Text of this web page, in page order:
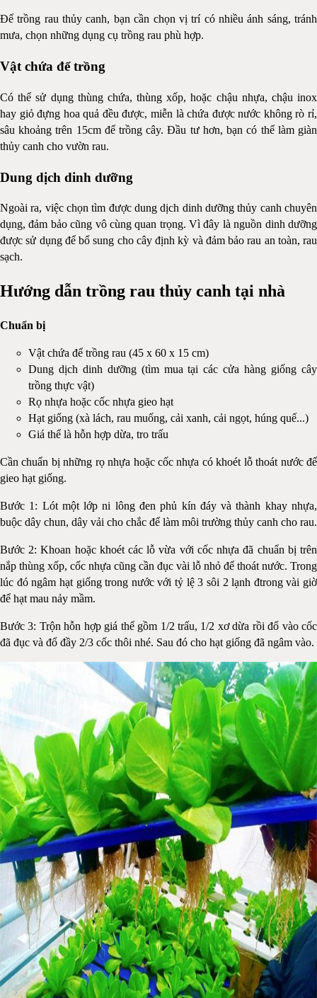
Để trồng rau thủy canh, bạn cần chọn vị trí có nhiều ánh sáng, tránh
mưa, chọn những dụng cụ trồng rau phù hợp.
Vật chứa để trồng
Có thể sử dụng thùng chứa, thùng xốp, hoặc chậu nhựa, chậu inox
hay giỏ đựng hoa quả đều được, miễn là chứa được nước không rò rỉ,
sâu khoảng trên 15cm để trồng cây. Đầu tư hơn, bạn có thể làm giàn
thủy canh cho vườn rau.
Dung dịch dinh dưỡng
Ngoài ra, việc chọn tìm được dung dịch dinh dưỡng thủy canh chuyên
dụng, đảm bảo cũng vô cùng quan trọng. Vì đây là nguồn dinh dưỡng
được sử dụng để bổ sung cho cây định kỳ và đảm bảo rau an toàn, rau
sạch.
Hướng dẫn trồng rau thủy canh tại nhà
Chuẩn bị
Vật chứa để trồng rau (45 x 60 x 15 cm)
Dung dịch dinh dưỡng (tìm mua tại các cửa hàng giống cây
trồng thực vật)
Rọ nhựa hoặc cốc nhựa gieo hạt
Hạt giống (xà lách, rau muống, cải xanh, cải ngọt, húng quế...)
Giá thể là hỗn hợp dừa, tro trấu
Cần chuẩn bị những rọ nhựa hoặc cốc nhựa có khoét lỗ thoát nước để
gieo hạt giống.
Bước 1: Lót một lớp ni lông đen phủ kín đáy và thành khay nhựa,
buộc dây chun, dây vải cho chắc để làm môi trường thủy canh cho rau.
Bước 2: Khoan hoặc khoét các lỗ vừa với cốc nhựa đã chuẩn bị trên
nắp thùng xốp, cốc nhựa cũng cần đục vài lỗ nhỏ để thoát nước. Trong
lúc đó ngâm hạt giống trong nước với tỷ lệ 3 sôi 2 lạnh đtrong vài giờ
để hạt mau nảy mầm.
Bước 3: Trộn hỗn hợp giá thể gồm 1/2 trấu, 1/2 xơ dừa rồi đổ vào cốc
đã đục và đổ đầy 2/3 cốc thôi nhé. Sau đó cho hạt giống đã ngâm vào.